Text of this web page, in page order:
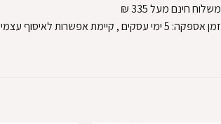
משלוח חינם מעל 335
₪
זמן אספקה: 5 ימי עסקים , קיימת אפשרות לאיסוף עצמי